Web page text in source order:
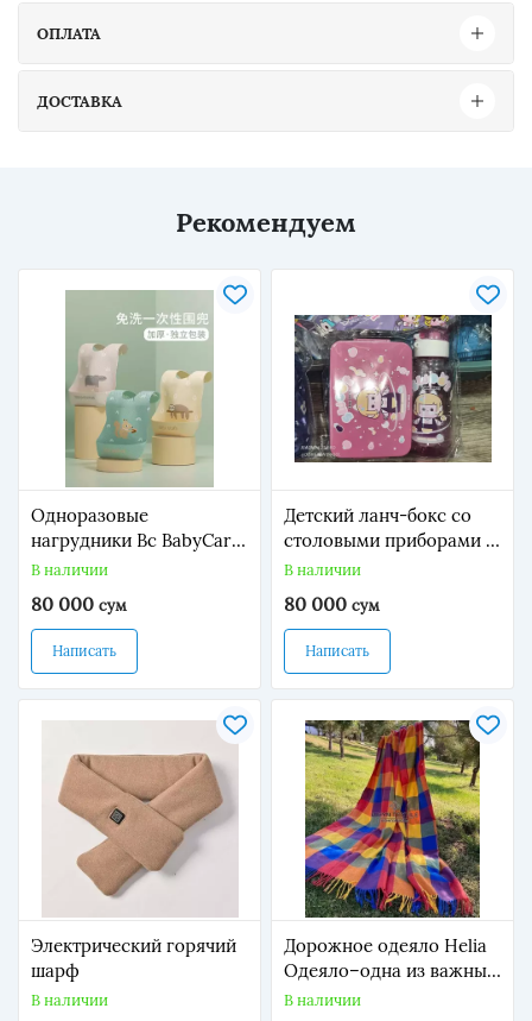
ОПЛАТА
ДОСТАВКА
Рекомендуем
Одноразовые
нагрудники Bc BabyCare
«банан».
В наличии
80 000 сум
Написать
Детский ланч-бокс со
столовыми приборами и
бутылкой
В наличии
80 000 сум
Написать
Электрический горячий
шарф
В наличии
Дорожное одеяло Helia
Одеяло–одна из важных
вещей первой
В наличии